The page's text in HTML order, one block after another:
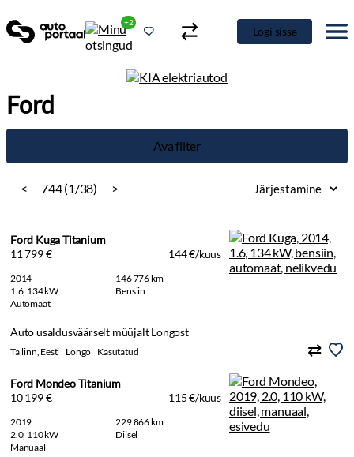
+2
Logi sisse
Ford
Ava filter
< 744 (1/38) >
Ford Kuga Titanium
11 799 €
144 €/kuus
2014
146 776 km
1.6, 134 kW
Bensiin
Automaat
Auto usaldusväärselt müüjalt Longost
Tallinn, Eesti Longo Kasutatud
Ford Mondeo Titanium
10 199 €
115 €/kuus
2019
229 866 km
2.0, 110 kW
Diisel
Manuaal